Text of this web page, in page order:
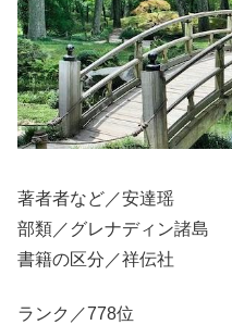
著者者など／安達瑶
部類／グレナディン諸島
書籍の区分／祥伝社
ランク／778位